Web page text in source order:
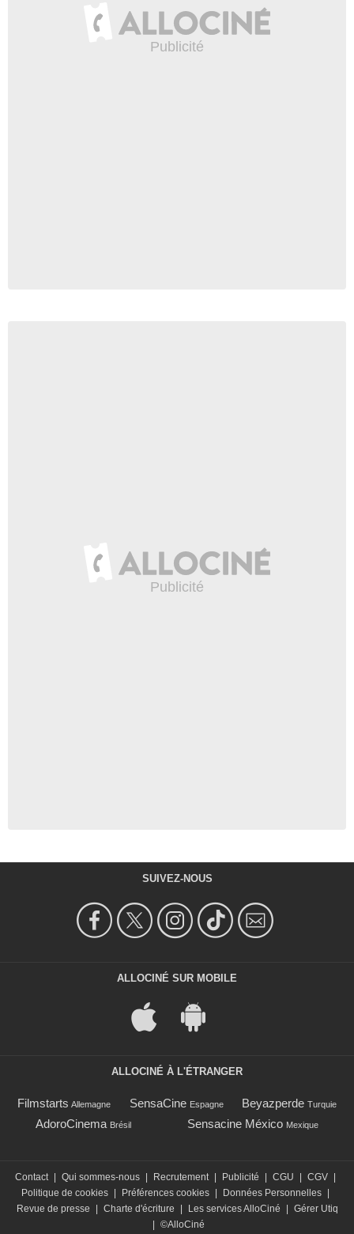
SUIVEZ-NOUS
ALLOCINÉ SUR MOBILE
ALLOCINÉ À L'ÉTRANGER
Filmstarts Allemagne SensaCine Espagne Beyazperde Turquie
AdoroCinema Brésil Sensacine México Mexique
Contact Qui sommes-nous Recrutement Publicité CGU CGV
Politique de cookies
Préférences cookies Données Personnelles
Revue de presse
Charte d'écriture Les services AlloCiné
Gérer Utiq
©AlloCiné